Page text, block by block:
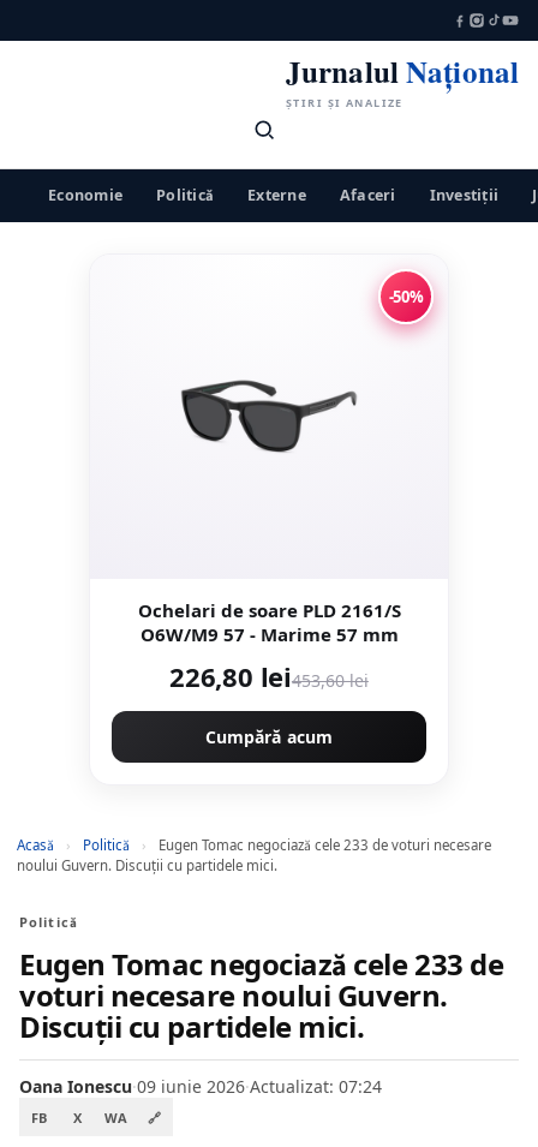
JurnalulNațional
ȘTIRI ȘI ANALIZE
Economie Politică Externe Afaceri Investiții
-50%
Ochelari de soare PLD 2161/S
O6W/M9 57 - Marime 57 mm
226,80 lei453,60 lei
Cumpără acum
Acasă › Politică ›
Eugen Tomac negociază cele 233 de voturi necesare
noului Guvern. Discuții cu partidele mici.
Politică
Eugen Tomac negociază cele 233 de
voturi necesare noului Guvern.
Discuții cu partidele mici.
Oana Ionescu·09 iunie 2026·Actualizat: 07:24
FB X WA 🔗